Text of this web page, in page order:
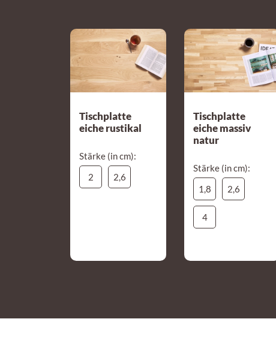
Tischplatte
eiche rustikal
Stärke (in cm):
2
2,6
Tischplatte
eiche massiv
natur
Stärke (in cm):
1,8
2,6
4